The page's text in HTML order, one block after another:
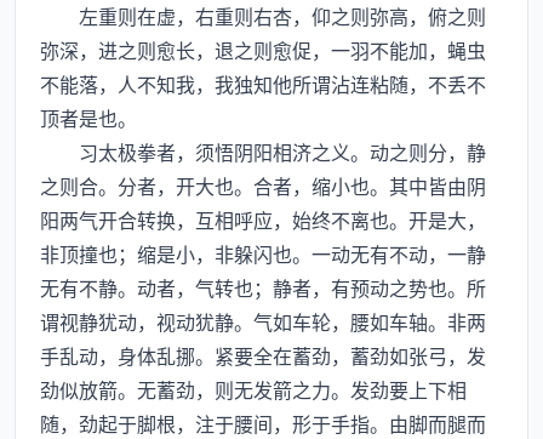
左重则在虚，右重则右杏，仰之则弥高，俯之则
弥深，进之则愈长，退之则愈促，一羽不能加，蝇虫
不能落，人不知我，我独知他所谓沾连粘随，不丢不
顶者是也。
习太极拳者，须悟阴阳相济之义。动之则分，静
之则合。分者，开大也。合者，缩小也。其中皆由阴
阳两气开合转换，互相呼应，始终不离也。开是大，
非顶撞也；缩是小，非躲闪也。一动无有不动，一静
无有不静。动者，气转也；静者，有预动之势也。所
谓视静犹动，视动犹静。气如车轮，腰如车轴。非两
手乱动，身体乱挪。紧要全在蓄劲，蓄劲如张弓，发
劲似放箭。无蓄劲，则无发箭之力。发劲要上下相
随，劲起于脚根，注于腰间，形于手指。由脚而腿而